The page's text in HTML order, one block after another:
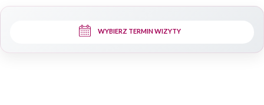
WYBIERZ TERMIN WIZYTY